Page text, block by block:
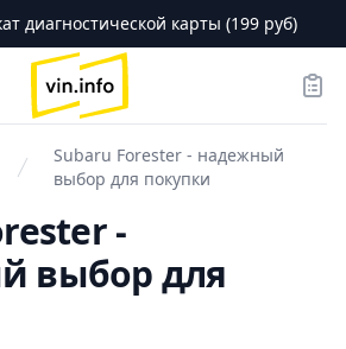
диагностической карты (199 руб)
logo
Subaru Forester - надежный
выбор для покупки
-
выбор для